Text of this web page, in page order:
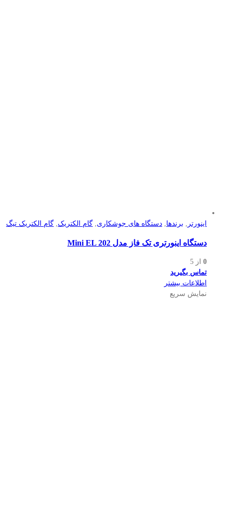
اینورتر , برندها, دستگاه های جوشکاری, گام الکتریک, گام الکتریک تیگ
دستگاه اینورتری تک فاز مدل Mini EL 202
0 از 5
تماس بگیرید
اطلاعات بیشتر
نمایش سریع